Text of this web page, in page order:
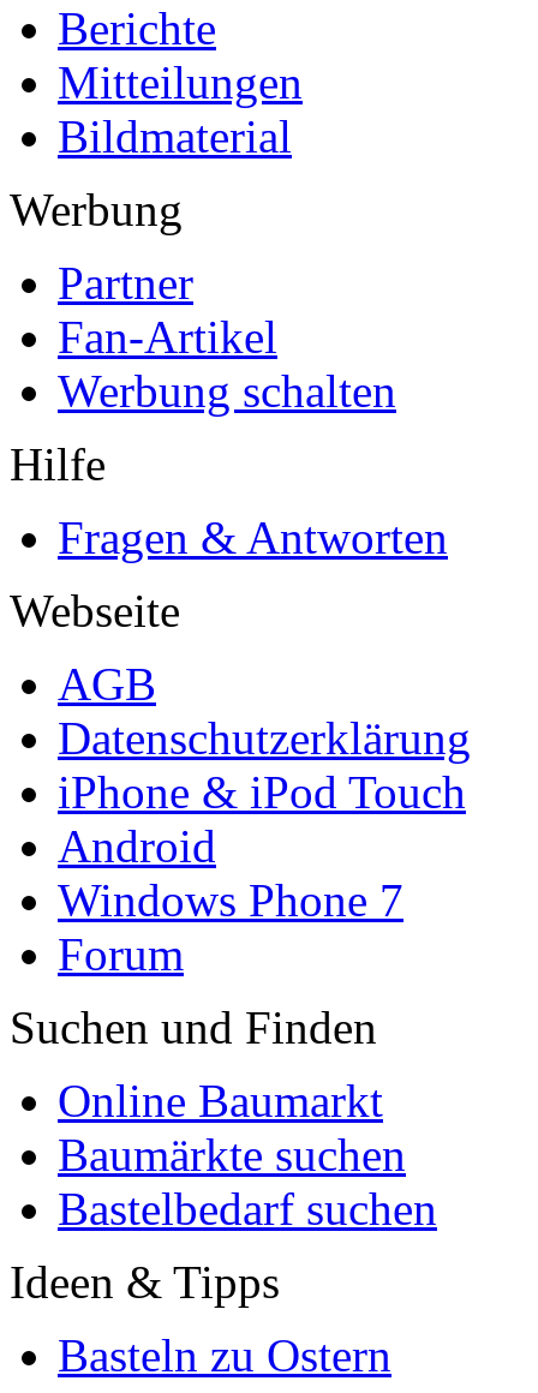
Berichte
Mitteilungen
Bildmaterial
Werbung
Partner
Fan-Artikel
Werbung schalten
Hilfe
Fragen & Antworten
Webseite
AGB
Datenschutzerklärung
iPhone & iPod Touch
Android
Windows Phone 7
Forum
Suchen und Finden
Online Baumarkt
Baumärkte suchen
Bastelbedarf suchen
Ideen & Tipps
Basteln zu Ostern